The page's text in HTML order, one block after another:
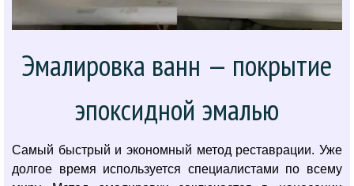
Эмалировка ванн — покрытие
эпоксидной эмалью
Самый быстрый и экономный метод реставрации. Уже
долгое время используется специалистами по всему